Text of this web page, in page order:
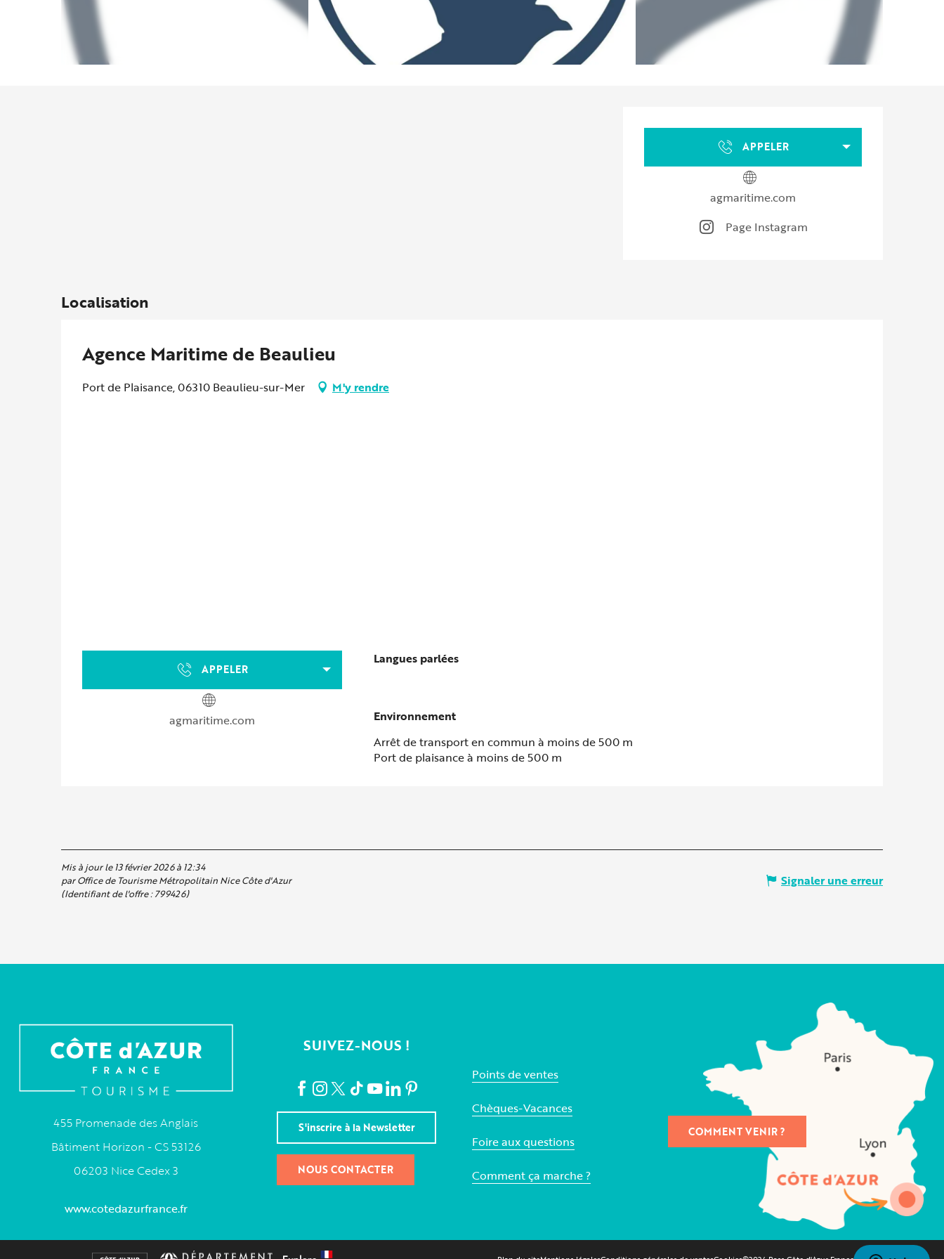
Ouverture et coordonnées
APPELER
agmaritime.com
Page Instagram
Localisation
Agence Maritime de Beaulieu
Port de Plaisance, 06310 Beaulieu-sur-Mer M'y rendre
APPELER
agmaritime.com
Langues parlées
Langues parlées
Environnement
Environnement
Arrêt de transport en commun à moins de 500 m
Port de plaisance à moins de 500 m
Mis à jour le 13 février 2026 à 12:34
par Office de Tourisme Métropolitain Nice Côte d'Azur
(Identifiant de l'offre :799426)
Signaler une erreur
455 Promenade des Anglais
Bâtiment Horizon - CS 53126
06203 Nice Cedex 3
www.cotedazurfrance.fr
SUIVEZ-NOUS !
S'inscrire à la Newsletter
NOUS CONTACTER
Points de ventes
Chèques-Vacances
Foire aux questions
Comment ça marche ?
COMMENT VENIR ?